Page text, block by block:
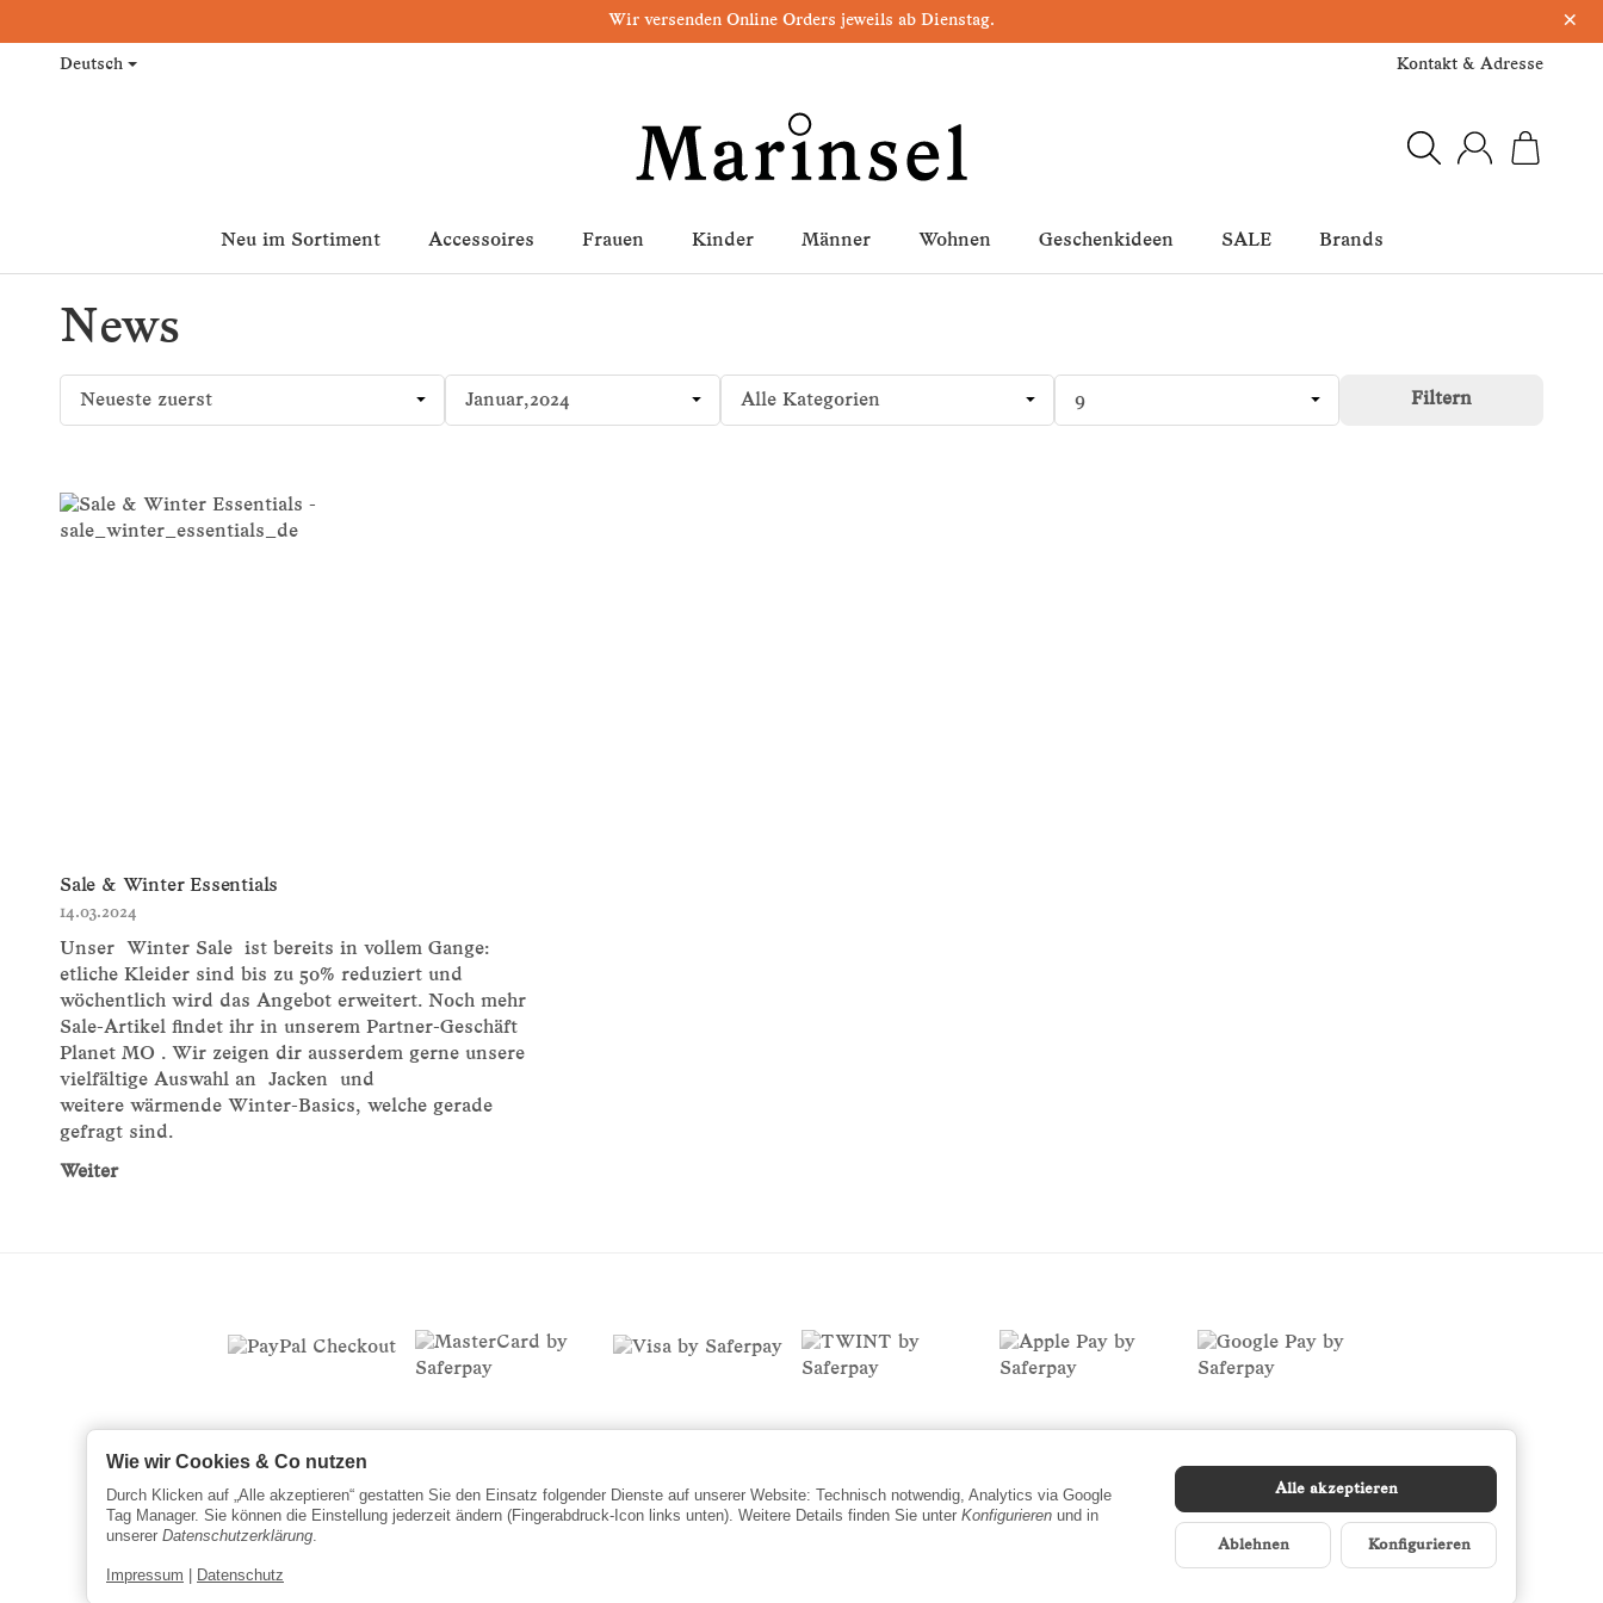
Wir versenden Online Orders jeweils ab Dienstag. ×
Deutsch Kontakt & Adresse
Neu im Sortiment Accessoires Frauen Kinder Männer Wohnen Geschenkideen SALE Brands
News
Filtern
Sale & Winter Essentials
14.03.2024
Unser Winter Sale ist bereits in vollem Gange:
etliche Kleider sind bis zu 50% reduziert und
wöchentlich wird das Angebot erweitert. Noch mehr
Sale-Artikel findet ihr in unserem Partner-Geschäft
Planet MO . Wir zeigen dir ausserdem gerne unsere
vielfältige Auswahl an Jacken und
weitere wärmende Winter-Basics, welche gerade
gefragt sind.
Weiter
Wie wir Cookies & Co nutzen
Durch Klicken auf „Alle akzeptieren“ gestatten Sie den Einsatz folgender Dienste auf unserer Website: Technisch notwendig, Analytics via Google
Tag Manager. Sie können die Einstellung jederzeit ändern (Fingerabdruck-Icon links unten). Weitere Details finden Sie unter Konfigurieren und in
unserer Datenschutzerklärung.
Impressum Datenschutz
Alle akzeptieren
Ablehnen Konfigurieren